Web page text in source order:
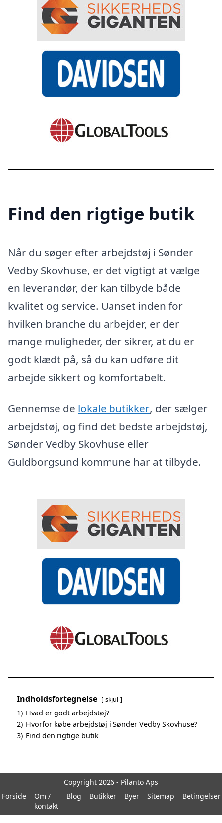
Find den rigtige butik
Når du søger efter arbejdstøj i Sønder
Vedby Skovhuse, er det vigtigt at vælge
en leverandør, der kan tilbyde både
kvalitet og service. Uanset inden for
hvilken branche du arbejder, er der
mange muligheder, der sikrer, at du er
godt klædt på, så du kan udføre dit
arbejde sikkert og komfortabelt.
Gennemse de lokale butikker, der sælger
arbejdstøj, og find det bedste arbejdstøj,
Sønder Vedby Skovhuse eller
Guldborgsund kommune har at tilbyde.
Indholdsfortegnelse skjul
1) Hvad er godt arbejdstøj?
2) Hvorfor købe arbejdstøj i Sønder Vedby Skovhuse?
3) Find den rigtige butik
Copyright 2026 - Pilanto Aps
Forside
Om /
kontakt
Blog Butikker Byer Sitemap Betingelser